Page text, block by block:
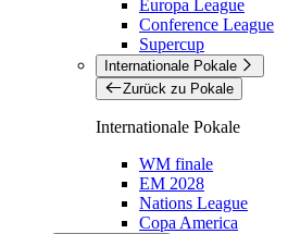
Europa League
Conference League
Supercup
Internationale Pokale
Zurück zu Pokale
Internationale Pokale
WM finale
EM 2028
Nations League
Copa America